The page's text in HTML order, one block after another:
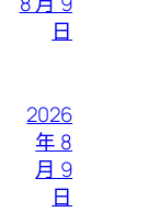
日
2026
年 8
月 9
日